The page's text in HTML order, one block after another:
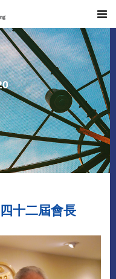
十二屆會長